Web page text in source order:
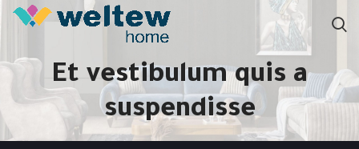
Et vestibulum quis a
suspendisse